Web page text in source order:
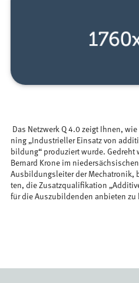
Das Netzwerk Q 4.0 zei­gt Ih­nen,
ning „In­dus­tri­el­ler Ein­satz von
bil­dung“ pro­du­ziert wurde. Ge­dreht
Ber­nard Kro­ne im
Aus­bil­dungs­lei­ter der Me­cha­tro­nik,
ten, die Zu­satz­qua­li­fi­ka­ti­on
für die Aus­zu­bil­den­den an­bie­ten zu